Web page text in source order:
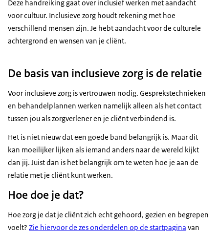
Deze handreiking gaat over inclusief werken met aandacht
voor cultuur. Inclusieve zorg houdt rekening met hoe
verschillend mensen zijn. Je hebt aandacht voor de culturele
achtergrond en wensen van je cliënt.
De basis van inclusieve zorg is de relatie
Voor inclusieve zorg is vertrouwen nodig. Gesprekstechnieken
en behandelplannen werken namelijk alleen als het contact
tussen jou als zorgverlener en je cliënt verbindend is.
Het is niet nieuw dat een goede band belangrijk is. Maar dit
kan moeilijker lijken als iemand anders naar de wereld kijkt
dan jij. Juist dan is het belangrijk om te weten hoe je aan de
relatie met je cliënt kunt werken.
Hoe doe je dat?
Hoe zorg je dat je cliënt zich echt gehoord, gezien en begrepen
voelt? Zie hiervoor de zes onderdelen op de startpagina van